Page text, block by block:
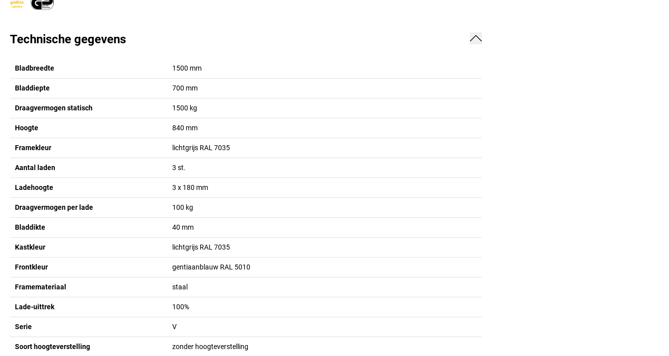
Technische gegevens
Bladbreedte 1500 mm
Bladdiepte 700 mm
Draagvermogen statisch 1500 kg
Hoogte 840 mm
Framekleur lichtgrijs RAL 7035
Aantal laden 3 st.
Ladehoogte 3 x 180 mm
Draagvermogen per lade 100 kg
Bladdikte 40 mm
Kastkleur lichtgrijs RAL 7035
Frontkleur gentiaanblauw RAL 5010
Framemateriaal staal
Lade-uittrek 100%
Serie V
Soort hoogteverstelling zonder hoogteverstelling